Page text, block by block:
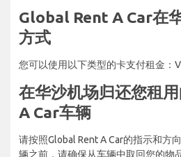
Global Rent A Car在
方式
您可以使用以下类型的卡支付租金：
在华沙机场归还您租
A Car车辆
请按照Global Rent A Car的指示和方
辆之前，请确保从车辆中取回您的物品